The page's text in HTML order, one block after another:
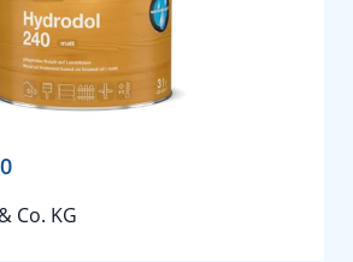
Co. KG